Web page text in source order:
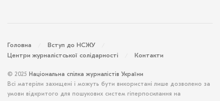
Головна
Вступ до НСЖУ
Центри журналістської солідарності
Контакти
© 2025 Національна спілка журналістів України
Всі матеріли захищені і можуть бути використані лише дозволено за
умови відкритого для пошукових систем гіперпосилання на